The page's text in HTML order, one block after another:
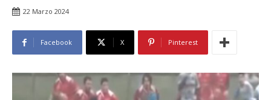
22 Marzo 2024
Facebook X Pinterest